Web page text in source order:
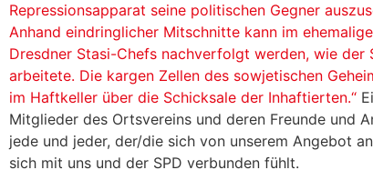
Repressionsapparat seine politischen Gegner
Anhand eindringlicher Mitschnitte kann im
Dresdner Stasi-Chefs nachverfolgt werden, wie der
arbeitete. Die kargen Zellen des sowjetischen
im Haftkeller über die Schicksale der Inhaftierten.“
Mitglieder des Ortsvereins und deren Freunde und
jede und jeder, der/die sich von unserem Angebot
sich mit uns und der SPD verbunden fühlt.